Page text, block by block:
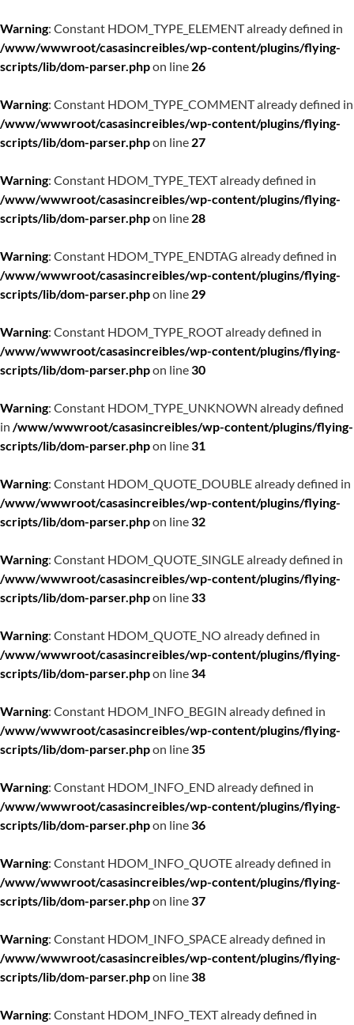
Warning: Constant HDOM_TYPE_ELEMENT already defined in
/www/wwwroot/casasincreibles/wp-content/plugins/flying-
scripts/lib/dom-parser.phpon line 26
Warning: Constant HDOM_TYPE_COMMENT already defined in
/www/wwwroot/casasincreibles/wp-content/plugins/flying-
scripts/lib/dom-parser.phpon line 27
Warning: Constant HDOM_TYPE_TEXT already defined in
/www/wwwroot/casasincreibles/wp-content/plugins/flying-
scripts/lib/dom-parser.phpon line 28
Warning: Constant HDOM_TYPE_ENDTAG already defined in
/www/wwwroot/casasincreibles/wp-content/plugins/flying-
scripts/lib/dom-parser.phpon line 29
Warning: Constant HDOM_TYPE_ROOT already defined in
/www/wwwroot/casasincreibles/wp-content/plugins/flying-
scripts/lib/dom-parser.phpon line30
Warning: Constant HDOM_TYPE_UNKNOWN already defined
in /www/wwwroot/casasincreibles/wp-content/plugins/flying-
scripts/lib/dom-parser.phpon line31
Warning: Constant HDOM_QUOTE_DOUBLE already defined in
/www/wwwroot/casasincreibles/wp-content/plugins/flying-
scripts/lib/dom-parser.phpon line32
Warning: Constant HDOM_QUOTE_SINGLE already defined in
/www/wwwroot/casasincreibles/wp-content/plugins/flying-
scripts/lib/dom-parser.phpon line33
Warning: Constant HDOM_QUOTE_NO already defined in
/www/wwwroot/casasincreibles/wp-content/plugins/flying-
scripts/lib/dom-parser.phpon line34
Warning: Constant HDOM_INFO_BEGIN already defined in
/www/wwwroot/casasincreibles/wp-content/plugins/flying-
scripts/lib/dom-parser.phpon line35
Warning: Constant HDOM_INFO_END already defined in
/www/wwwroot/casasincreibles/wp-content/plugins/flying-
scripts/lib/dom-parser.phpon line36
Warning: Constant HDOM_INFO_QUOTE already defined in
/www/wwwroot/casasincreibles/wp-content/plugins/flying-
scripts/lib/dom-parser.phpon line37
Warning: Constant HDOM_INFO_SPACE already defined in
/www/wwwroot/casasincreibles/wp-content/plugins/flying-
scripts/lib/dom-parser.phpon line38
Warning: Constant HDOM_INFO_TEXT already defined in